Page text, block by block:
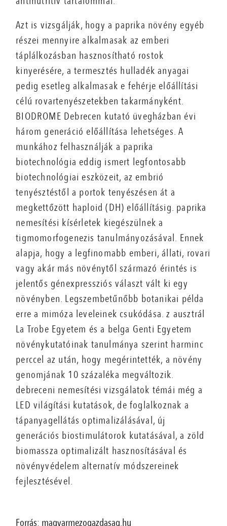
Azt is vizsgálják, hogy a paprika növény egyéb
részei mennyire alkalmasak az emberi
táplálkozásban hasznosítható rostok
kinyerésére, a termesztés hulladék anyagai
pedig esetleg alkalmasak e fehérje előállítási
célú rovartenyészetekben takarmányként.
BIODROME Debrecen kutató üvegházban évi
három generáció előállítása lehetséges. A
munkához felhasználják a paprika
biotechnológia eddig ismert legfontosabb
biotechnológiai eszközeit, az embrió
tenyésztéstől a portok tenyészésen át a
megkettőzött haploid (DH) előállításig. paprika
nemesítési kísérletek kiegészülnek a
tigmomorfogenezis tanulmányozásával. Ennek
alapja, hogy a legfinomabb emberi, állati, rovari
vagy akár más növénytől származó érintés is
jelentős génexpressziós választ vált ki egy
növényben. Legszembetűnőbb botanikai példa
erre a mimóza leveleinek csukódása. z ausztrál
La Trobe Egyetem és a belga Genti Egyetem
növénykutatóinak tanulmánya szerint harminc
perccel az után, hogy megérintették, a növény
genomjának 10 százaléka megváltozik.
debreceni nemesítési vizsgálatok témái még a
LED világítási kutatások, de foglalkoznak a
tápanyagellátás optimalizálásával, új
generációs biostimulátorok kutatásával, a zöld
biomassza optimalizált hasznosításával és
növényvédelem alternatív módszereinek
fejlesztésével.
Forrás: magyarmezogazdasag.hu